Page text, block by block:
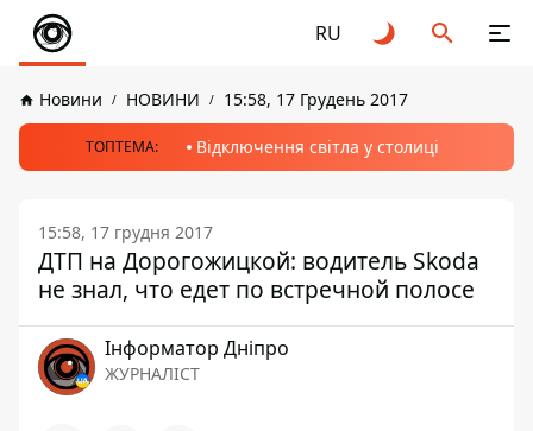
RU
Новини НОВИНИ 15:58, 17 Грудень 2017
ТОПТЕМА: Відключення світла у столиці
15:58, 17 грудня 2017
ДТП на Дорогожицкой: водитель Skoda
не знал, что едет по встречной полосе
Інформатор Дніпро
ЖУРНАЛІСТ